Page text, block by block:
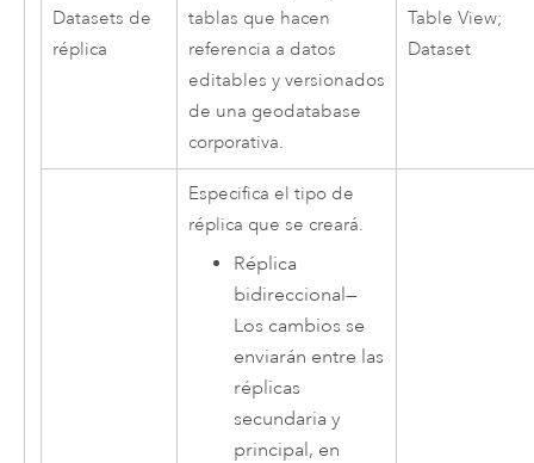
Datasets de
réplica
tablas que hacen
referencia a datos
editables y versionados
de una geodatabase
corporativa.
Table View;
Dataset
Especifica el tipo de
réplica que se creará.
Réplica
bidireccional—
Los cambios se
enviarán entre las
réplicas
secundaria y
principal, en